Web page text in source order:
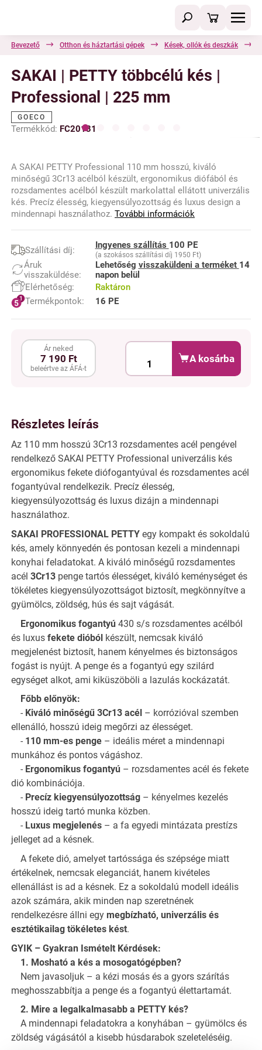
Bevezető Otthon és háztartási gépek Kések, ollók és deszkák
SAKAI | PETTY többcélú kés |
Professional | 225 mm
GOECO
Termékkód: FC20131
A SAKAI PETTY Professional 110 mm hosszú, kiváló
minőségű 3Cr13 acélból készült, ergonomikus diófából és
rozsdamentes acélból készült markolattal ellátott univerzális
kés. Precíz élesség, kiegyensúlyozottság és luxus design a
mindennapi használathoz. További információk
Szállítási díj: Ingyenes szállítás 100 PE
(a szokásos szállítási díj 1950 Ft)
Áruk
visszaküldése:
Lehetőség visszaküldeni a terméket 14
napon belül
Elérhetőség:
Raktáron
Termékpontok:
16 PE
Ár neked
7 190 Ft
beleértve az ÁFÁ-t
A kosárba
Részletes leírás
Az 110 mm hosszú 3Cr13 rozsdamentes acél pengével
rendelkező SAKAI PETTY Professional univerzális kés
ergonomikus fekete diófogantyúval és rozsdamentes acél
fogantyúval rendelkezik. Precíz élesség,
kiegyensúlyozottság és luxus dizájn a mindennapi
használathoz.
SAKAI PROFESSIONAL PETTY egy kompakt és sokoldalú
kés, amely könnyedén és pontosan kezeli a mindennapi
konyhai feladatokat. A kiváló minőségű rozsdamentes
acél 3Cr13 penge tartós élességet, kiváló keménységet és
tökéletes kiegyensúlyozottságot biztosít, megkönnyítve a
gyümölcs, zöldség, hús és sajt vágását.
Ergonomikus fogantyú 430 s/s rozsdamentes acélból
és luxus fekete dióból készült, nemcsak kiváló
megjelenést biztosít, hanem kényelmes és biztonságos
fogást is nyújt. A penge és a fogantyú egy szilárd
egységet alkot, ami kiküszöböli a lazulás kockázatát.
Főbb előnyök:
- Kiváló minőségű 3Cr13 acél – korrózióval szemben
ellenálló, hosszú ideig megőrzi az élességet.
- 110 mm-es penge – ideális méret a mindennapi
munkához és pontos vágáshoz.
- Ergonomikus fogantyú – rozsdamentes acél és fekete
dió kombinációja.
- Precíz kiegyensúlyozottság – kényelmes kezelés
hosszú ideig tartó munka közben.
- Luxus megjelenés – a fa egyedi mintázata prestízs
jelleget ad a késnek.
A fekete dió, amelyet tartóssága és szépsége miatt
értékelnek, nemcsak eleganciát, hanem kivételes
ellenállást is ad a késnek. Ez a sokoldalú modell ideális
azok számára, akik minden nap szeretnének
rendelkezésre állni egy megbízható, univerzális és
esztétikailag tökéletes kést.
GYIK – Gyakran Ismételt Kérdések:
1. Mosható a kés a mosogatógépben?
Nem javasoljuk – a kézi mosás és a gyors szárítás
meghosszabbítja a penge és a fogantyú élettartamát.
2. Mire a legalkalmasabb a PETTY kés?
A mindennapi feladatokra a konyhában – gyümölcs és
zöldség vágásától a kisebb húsdarabok szeleteléséig.